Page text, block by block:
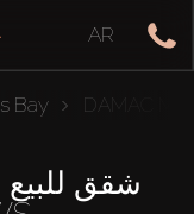
AR
Bay DAMAC